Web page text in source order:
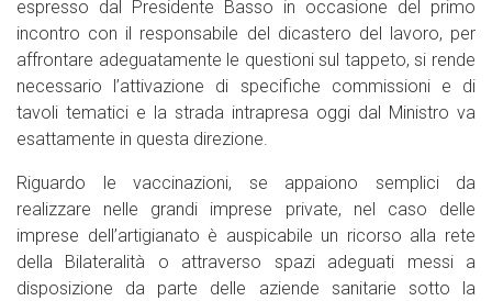
espresso dal Presidente Basso in occasione del primo
incontro con il responsabile del dicastero del lavoro, per
affrontare adeguatamente le questioni sul tappeto, si rende
necessario l’attivazione di specifiche commissioni e di
tavoli tematici e la strada intrapresa oggi dal Ministro va
esattamente in questa direzione.
Riguardo le vaccinazioni, se appaiono semplici da
realizzare nelle grandi imprese private, nel caso delle
imprese dell’artigianato è auspicabile un ricorso alla rete
della Bilateralità o attraverso spazi adeguati messi a
disposizione da parte delle aziende sanitarie sotto la